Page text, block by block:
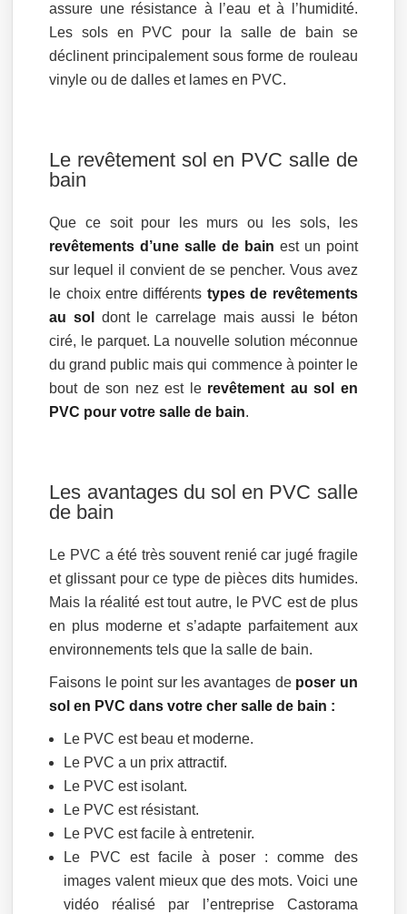
assure une résistance à l’eau et à l’humidité.
Les sols en PVC pour la salle de bain se
déclinent principalement sous forme de rouleau
vinyle ou de dalles et lames en PVC.
Le revêtement sol en PVC salle de
bain
Que ce soit pour les murs ou les sols, les
revêtements d’une salle de bain est un point
sur lequel il convient de se pencher. Vous avez
le choix entre différents types de revêtements
au sol
dont le carrelage mais aussi le béton
ciré, le parquet. La nouvelle solution méconnue
du grand public mais qui commence à pointer le
bout de son nez est le revêtement au sol en
PVC pour votre salle de bain.
Les avantages du sol en PVC salle
de bain
Le PVC a été très souvent renié car jugé fragile
et glissant pour ce type de pièces dits humides.
Mais la réalité est tout autre, le PVC est de plus
en plus moderne et s’adapte parfaitement aux
environnements tels que la salle de bain.
Faisons le point sur les avantages de poser un
sol en PVC dans votre cher salle de bain :
Le PVC est beau et moderne.
Le PVC a un prix attractif.
Le PVC est isolant.
Le PVC est résistant.
Le PVC est facile à entretenir.
Le PVC est facile à poser : comme des
images valent mieux que des mots. Voici une
vidéo réalisé par l’entreprise Castorama